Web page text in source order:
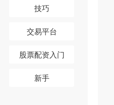
技巧
交易平台
股票配资入门
新手